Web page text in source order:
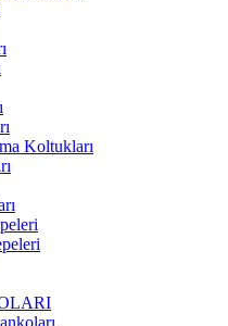
Koltukları